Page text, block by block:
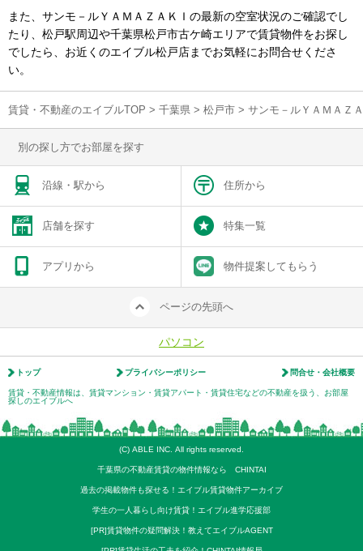
また、サンモ－ルＹＡＭＡＺＡＫＩの最新の空室状況のご確認でし
たり、松戸駅周辺や千葉県松戸市古ケ崎エリアで賃貸物件をお探し
でしたら、お近くのエイブル松戸店までお気軽にお問合せくださ
い。
賃貸・不動産のエイブルTOP > 千葉県 > 松戸市 > サンモ－ルＹＡＭＡＺ
別の探し方でお部屋を探す
沿線・駅から 住所から
店舗を探す 特集一覧
アプリから 物件提案してもらう
ページの先頭へ
パソコン
トップ プライバシーポリシー 問合せ・会社概要
賃貸・不動産情報は、賃貸マンション・賃貸アパート・賃貸住宅などの不動産を扱う、お部屋
探しのエイブルへ
(C) ABLE INC. All rights reserved.
千葉県の不動産賃貸の物件情報なら CHINTAI
過去の掲載物件も探せる！エイブル賃貸物件アーカイブ
学生の一人暮らし向け賃貸！エイブル進学応援部
[PR]賃貸物件の疑問解決！教えてエイブルAGENT